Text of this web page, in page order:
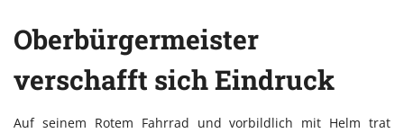
Oberbürgermeister
verschafft sich Eindruck
Auf seinem Rotem Fahrrad und vorbildlich mit Helm trat